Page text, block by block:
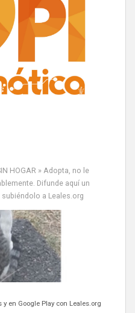
HOGAR » Adopta, no le
Difunde aquí un
a Leales.org
en Google Play con Leales.org